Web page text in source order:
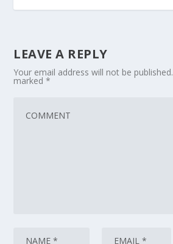
LEAVE A REPLY
Your email address will not be published.
marked*